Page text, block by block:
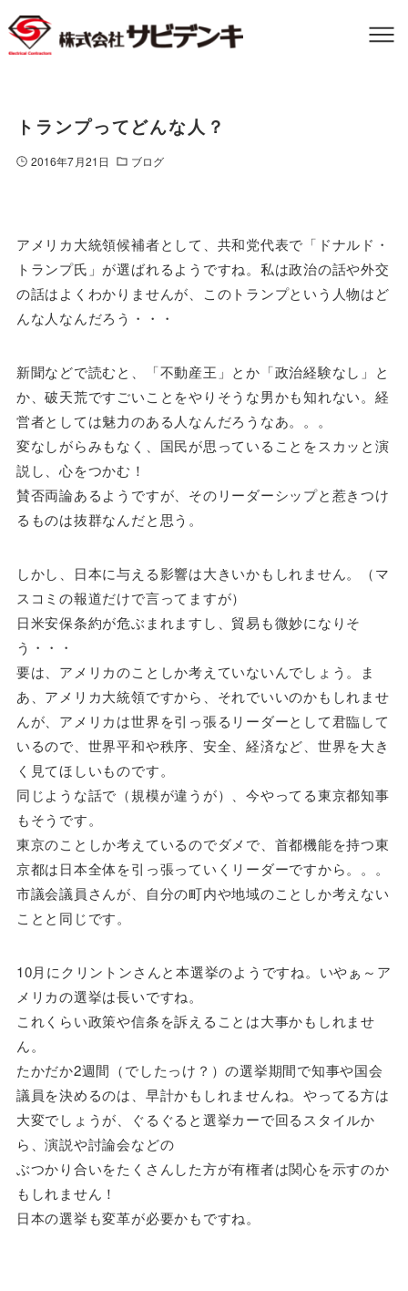
トランプってどんな人？
2016年7月21日 ブログ
アメリカ大統領候補者として、共和党代表で「ドナルド・
トランプ氏」が選ばれるようですね。私は政治の話や外交
の話はよくわかりませんが、このトランプという人物はど
んな人なんだろう・・・
新聞などで読むと、「不動産王」とか「政治経験なし」と
か、破天荒ですごいことをやりそうな男かも知れない。経
営者としては魅力のある人なんだろうなあ。。。
変なしがらみもなく、国民が思っていることをスカッと演
説し、心をつかむ！
賛否両論あるようですが、そのリーダーシップと惹きつけ
るものは抜群なんだと思う。
しかし、日本に与える影響は大きいかもしれません。（マ
スコミの報道だけで言ってますが）
日米安保条約が危ぶまれますし、貿易も微妙になりそ
う・・・
要は、アメリカのことしか考えていないんでしょう。ま
あ、アメリカ大統領ですから、それでいいのかもしれませ
んが、アメリカは世界を引っ張るリーダーとして君臨して
いるので、世界平和や秩序、安全、経済など、世界を大き
く見てほしいものです。
同じような話で（規模が違うが）、今やってる東京都知事
もそうです。
東京のことしか考えているのでダメで、首都機能を持つ東
京都は日本全体を引っ張っていくリーダーですから。。。
市議会議員さんが、自分の町内や地域のことしか考えない
ことと同じです。
10月にクリントンさんと本選挙のようですね。いやぁ～ア
メリカの選挙は長いですね。
これくらい政策や信条を訴えることは大事かもしれませ
ん。
たかだか2週間（でしたっけ？）の選挙期間で知事や国会
議員を決めるのは、早計かもしれませんね。やってる方は
大変でしょうが、ぐるぐると選挙カーで回るスタイルか
ら、演説や討論会などの
ぶつかり合いをたくさんした方が有権者は関心を示すのか
もしれません！
日本の選挙も変革が必要かもですね。